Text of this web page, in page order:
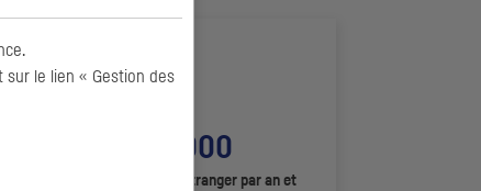
+ de 700 000
pilotées en France et à l'étranger par an et
sur le lien « Gestion des